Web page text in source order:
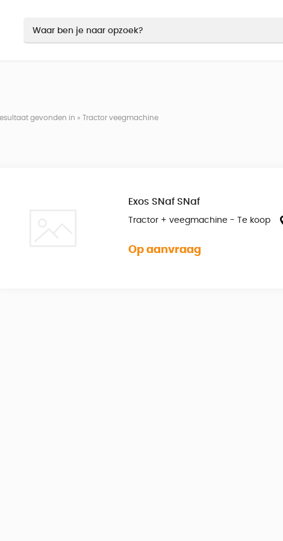
gevonden in » Tractor veegmachine
Exos SNaf SNaf
Tractor + veegmachine - Te koop
Op aanvraag